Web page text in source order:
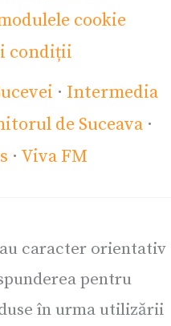
cookie
condiții
· Intermedia
de Suceava ·
· Viva FM
caracter orientativ
pentru
în urma utilizării